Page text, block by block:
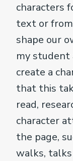
characters
text or
shape our
my
create a
that this
read,
character
the page,
walks,